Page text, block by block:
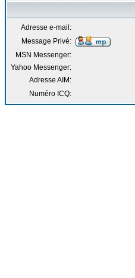
Adresse e-mail:
Message Privé:
MSN Messenger:
Yahoo Messenger:
Adresse AIM:
Numéro ICQ: